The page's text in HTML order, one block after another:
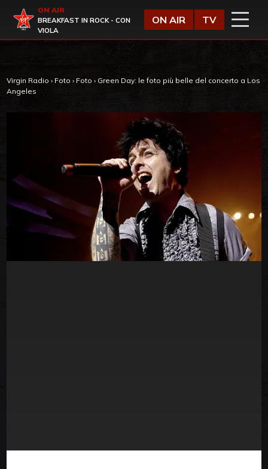
Virgin Radio
ON AIR
BREAKFAST IN ROCK - CON
VIOLA
ON AIR TV
Virgin Radio › Foto › Foto › Green Day: le foto più belle del concerto a Los
Angeles